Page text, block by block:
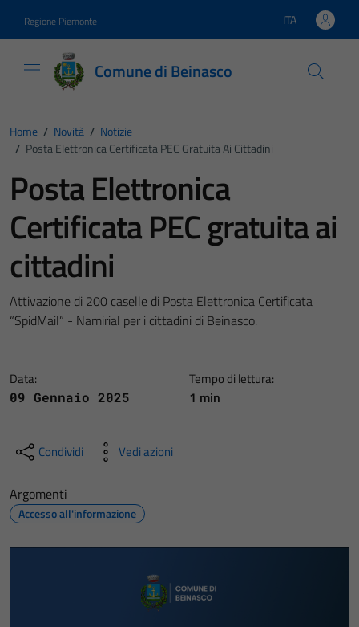
Regione Piemonte Lingua attiva:
ITA
Comune di Beinasco
Home / Novità / Notizie
/ Posta Elettronica Certificata PEC Gratuita Ai Cittadini
Posta Elettronica
Certificata PEC gratuita ai
cittadini
Attivazione di 200 caselle di Posta Elettronica Certificata
“SpidMail” - Namirial per i cittadini di Beinasco.
Data:
09 Gennaio 2025
Tempo di lettura:
1 min
Condividi Vedi azioni
Argomenti
Accesso all'informazione